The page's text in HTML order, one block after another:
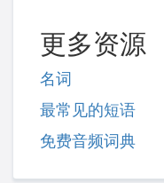
更多资源
名词
最常见的短语
免费音频词典